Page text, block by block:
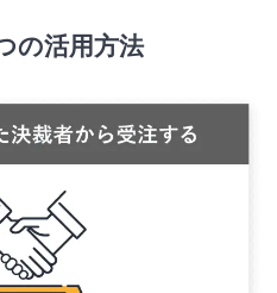
の活用方法